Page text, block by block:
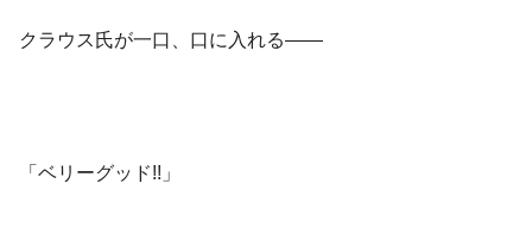
クラウス氏が一口、口に入れる——
「ベリーグッド!!」